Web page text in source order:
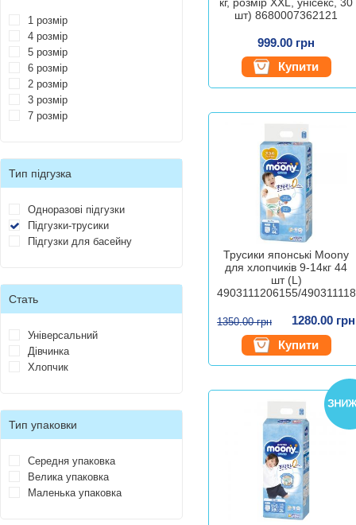
1 розмір
4 розмір
5 розмір
6 розмір
2 розмір
3 розмір
7 розмір
Тип підгузка
Одноразові підгузки
Підгузки-трусики
Підгузки для басейну
Стать
Універсальний
Дівчинка
Хлопчик
Тип упаковки
Середня упаковка
Велика упаковка
Маленька упаковка
шт) 8680007362121
999.00 грн
Купити
Трусики японські Moony
для хлопчиків 9-14кг 44
шт (L)
4903111206155/
1350.00 грн
1280.00 грн
Купити